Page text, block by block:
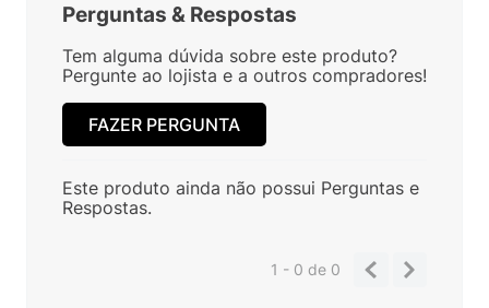
Perguntas & Respostas
Tem alguma dúvida sobre este produto?
Pergunte ao lojista e a outros compradores!
FAZER PERGUNTA
Este produto ainda não possui Perguntas e
Respostas.
1 - 0de 0